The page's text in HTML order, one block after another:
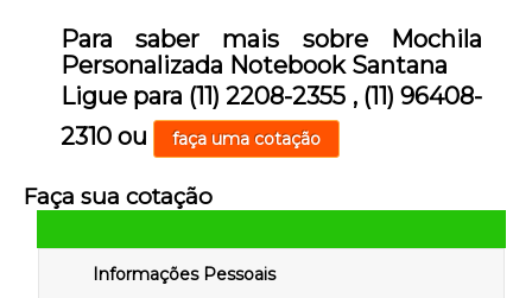
Para saber mais sobre Mochila
Personalizada Notebook Santana
Ligue para (11) 2208-2355 , (11) 96408-
2310 ou faça uma cotação
Faça sua cotação
Informações Pessoais